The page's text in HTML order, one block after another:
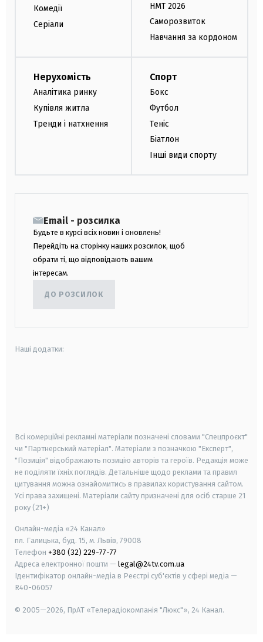
Комедії
Серіали
НМТ 2026
Саморозвиток
Навчання за кордоном
Нерухомість
Аналітика ринку
Купівля житла
Тренди і натхнення
Спорт
Бокс
Футбол
Теніс
Біатлон
Інші види спорту
Email - розсилка
Будьте в курсі всіх новин і оновлень!
Перейдіть на сторінку наших розсилок, щоб
обрати ті, що відповідають вашим
інтересам.
ДО РОЗСИЛОК
Наші додатки:
Всі комерційні рекламні матеріали позначені словами "Спецпроєкт"
чи "Партнерський матеріал". Матеріали з позначкою "Експерт",
"Позиція" відображають позицію авторів та героїв. Редакція може
не поділяти їхніх поглядів. Детальніше щодо реклами та правил
цитування можна ознайомитись в правилах користування сайтом.
Усі права захищені. Матеріали сайту призначені для осіб старше 21
року (21+)
Онлайн-медіа «24 Канал»
пл. Галицька, буд. 15, м. Львів, 79008
Телефон +380 (32) 229-77-77
Адреса електронної пошти — legal@24tv.com.ua
Ідентифікатор онлайн-медіа в Реєстрі суб'єктів у сфері медіа —
R40-06057
© 2005—2026, ПрАТ «Телерадіокомпанія "Люкс"», 24 Канал.